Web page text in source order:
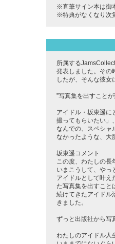
※直筆サイン本は御
※特典がなくなり次
所属する
発表しました。その
したが、そんな彼女
”写真集を出すことが
アイドル・坂東遥に
撮ってもらいたい」
なんでの、スペシャ
なかったような、大
坂東遥コメント
この度、わたしの長
いまこうして、やっ
アイドルとして叶え
た写真集を出すこと
続けてきたアイドル
きました。
ずっと出版社から写
わたしのアイドル人